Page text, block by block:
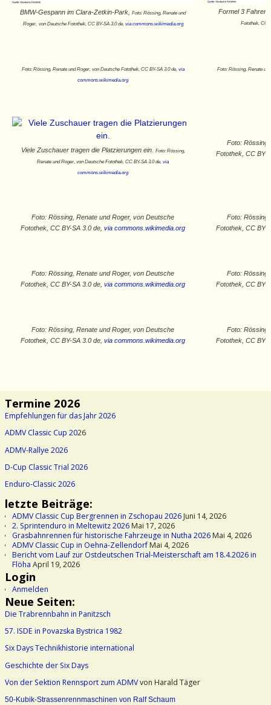
BMW-Gespann im Clara-Zetkin-Park,Foto: Rössing, Renate und
Roger, von Deutsche Fotothek‎, CC BY-SA 3.0 de, via commons.wikimedia.org
Formel 3
Fotothek‎, CC
Foto: Rössing, Renate und Roger, von Deutsche Fotothek‎, CC BY-SA 3.0 de, via
commons.wikimedia.org
Foto: Rössing, Renate
Viele Zuschauer tragen die Platzierungen ein.
Foto: Rössing,
Renate und Roger, von Deutsche Fotothek‎, CC BY-SA 3.0 de,via
commons.wikimedia.org
Foto:
Fotothek‎, CC BY-
Foto: Rössing, Renate und Roger, von Deutsche
Fotothek‎, CC BY-SA 3.0 de,via commons.wikimedia.org
Foto:
Fotothek‎, CC BY-
Foto: Rössing, Renate und Roger, von Deutsche
Fotothek‎, CC BY-SA 3.0 de,via commons.wikimedia.org
Foto:
Fotothek‎, CC BY-
Foto: Rössing, Renate und Roger, von Deutsche
Fotothek‎, CC BY-SA 3.0 de,via commons.wikimedia.org
Foto:
Fotothek‎, CC BY-
Termine 2026
Empfehlungen für das Jahr 2026
ADMV Classic Cup 2026
ADMV-Rallye 2026
D-Cup Classic Trial 2026
Enduro-Classic 2026
letzte Beiträge:
ADMV Classic Cup Bergrennen in Zschopau 2026Juni 14, 2026
2. Sprintenduro in Meltewitz 2026Mai 17, 2026
Grasbahnrennen für historische Fahrzeuge in Nutha 2026Mai 4, 2026
ADMV Classic Cup in Oehna-ZellendorfMai 4, 2026
Bericht vom Lauf zur Ostdeutschen Trial-Meisterschaft am 18.4.2026 in
Flöha April 19, 2026
Login
Anmelden
Neue Seiten:
Die Trabrennbahn in Panitzsch
57. ISDE in Povazska Bystrica 1982
Six Days Technikhistorie international
Geschichte der Six Days
Von der Sektion Rennsport zum ADMVvon Harald Täger
50-Kubik-Strassenrennmaschinen von Ralf Schaum